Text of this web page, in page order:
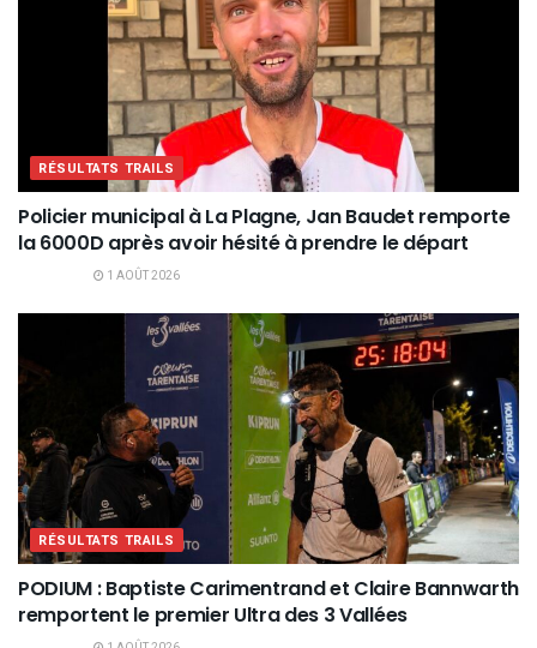
RÉSULTATS TRAILS
Policier municipal à La Plagne, Jan Baudet remporte
la 6000D après avoir hésité à prendre le départ
1 AOÛT 2026
RÉSULTATS TRAILS
PODIUM : Baptiste Carimentrand et Claire Bannwarth
remportent le premier Ultra des 3 Vallées